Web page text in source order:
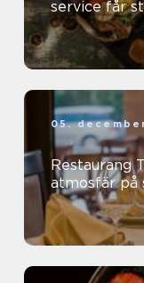
service får
05.
Restaurang
atmosfär på